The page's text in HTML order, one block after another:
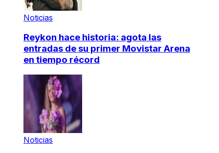
Noticias
Reykon hace historia: agota las
entradas de su primer Movistar Arena
en tiempo récord
Noticias